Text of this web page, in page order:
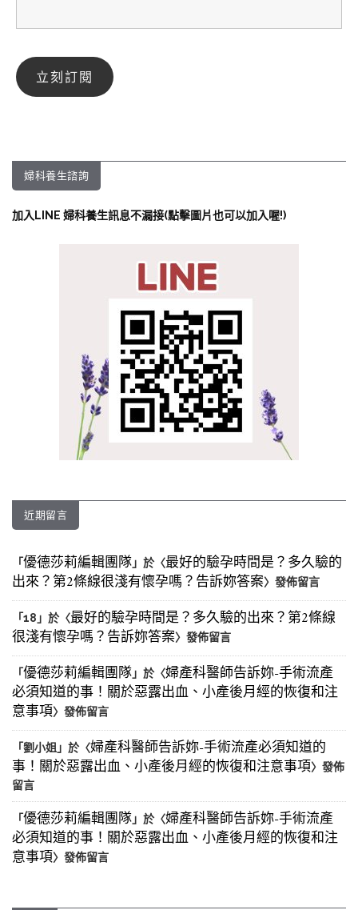
婦科養生諮詢
加入LINE 婦科養生訊息不漏接(點擊圖片也可以加入喔!)
近期留言
「優德莎莉編輯團隊」於〈最好的驗孕時間是？多久驗的
出來？第2條線很淺有懷孕嗎？告訴妳答案〉發佈留言
「18 」於〈最好的驗孕時間是？多久驗的出來？第2條線
很淺有懷孕嗎？告訴妳答案〉發佈留言
「優德莎莉編輯團隊」於〈婦產科醫師告訴妳-手術流產
必須知道的事！關於惡露出血、小產後月經的恢復和注
意事項〉發佈留言
「劉小姐」於〈婦產科醫師告訴妳-手術流產必須知道的
事！關於惡露出血、小產後月經的恢復和注意事項〉發佈
留言
「優德莎莉編輯團隊」於〈婦產科醫師告訴妳-手術流產
必須知道的事！關於惡露出血、小產後月經的恢復和注
意事項〉發佈留言